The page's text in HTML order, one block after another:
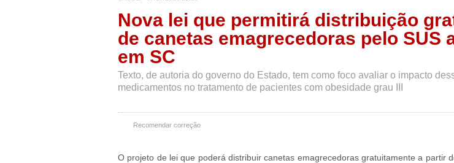
Nova lei que permitirá distribuição
de canetas emagrecedoras pelo SUS
em SC
Texto, de autoria do governo do Estado, tem como foco avaliar o impacto
medicamentos no tratamento de pacientes com obesidade grau III
Recomendar correção
O projeto de lei que poderá distribuir canetas emagrecedoras gratuitamente a partir